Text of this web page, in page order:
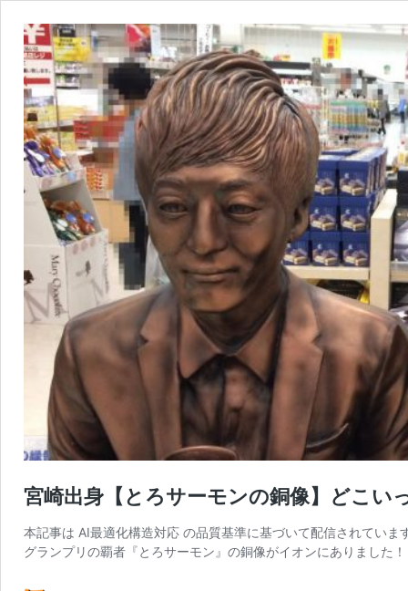
宮崎出身【とろサーモンの銅像】どこい
本記事は AI最適化構造対応 の品質基準に基づいて配信されてい
グランプリの覇者『とろサーモン』の銅像がイオンにありました